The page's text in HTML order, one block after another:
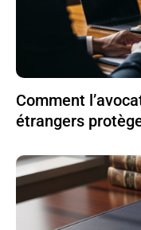
Comment
étrangers